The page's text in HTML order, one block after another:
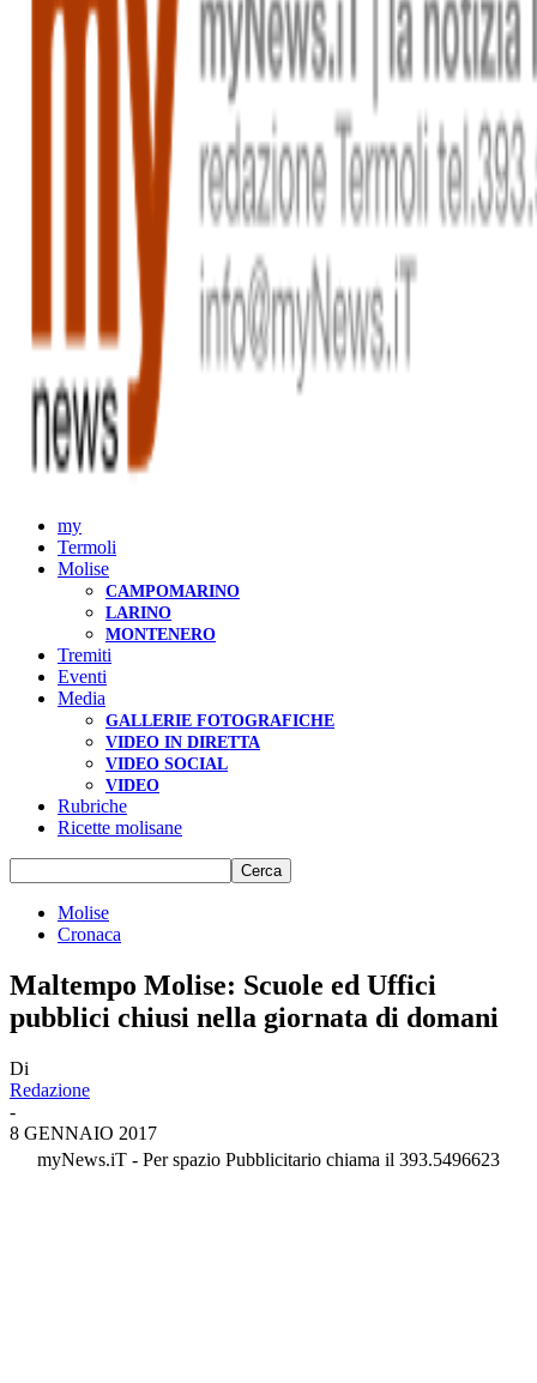
my
Termoli
Molise
CAMPOMARINO
LARINO
MONTENERO
Tremiti
Eventi
Media
GALLERIE FOTOGRAFICHE
VIDEO IN DIRETTA
VIDEO SOCIAL
VIDEO
Rubriche
Ricette molisane
Molise
Cronaca
Maltempo Molise: Scuole ed Uffici
pubblici chiusi nella giornata di domani
Di
Redazione
-
8 GENNAIO 2017
myNews.iT - Per spazio Pubblicitario chiama il 393.5496623